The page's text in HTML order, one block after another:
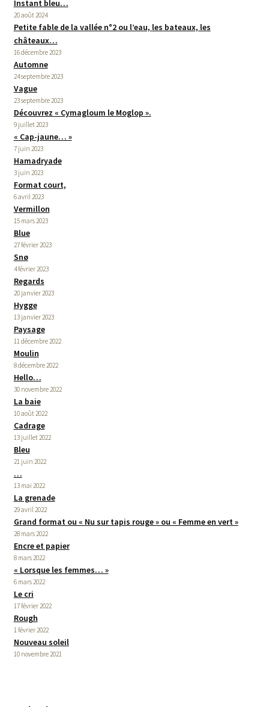
Instant bleu…
20 août 2024
Petite fable de la vallée n°2 ou l’eau, les bateaux, les
châteaux…
16 décembre 2023
Automne
24 septembre 2023
Vague
23 septembre 2023
Découvrez « Cymagloum le Moglop ».
9 juillet 2023
« Cap-jaune… »
7 juin 2023
Hamadryade
3 juin 2023
Format court,
6 avril 2023
Vermillon
15 mars 2023
Blue
27 février 2023
Snø
4 février 2023
Regards
20 janvier 2023
Hygge
13 janvier 2023
Paysage
11 décembre 2022
Moulin
8 décembre 2022
Hello…
30 novembre 2022
La baie
10 août 2022
Cadrage
13 juillet 2022
Bleu
21 juin 2022
…
13 mai 2022
La grenade
29 avril 2022
Grand format ou « Nu sur tapis rouge » ou « Femme en vert »
28 mars 2022
Encre et papier
8 mars 2022
« Lorsque les femmes… »
6 mars 2022
Le cri
17 février 2022
Rough
1 février 2022
Nouveau soleil
10 novembre 2021